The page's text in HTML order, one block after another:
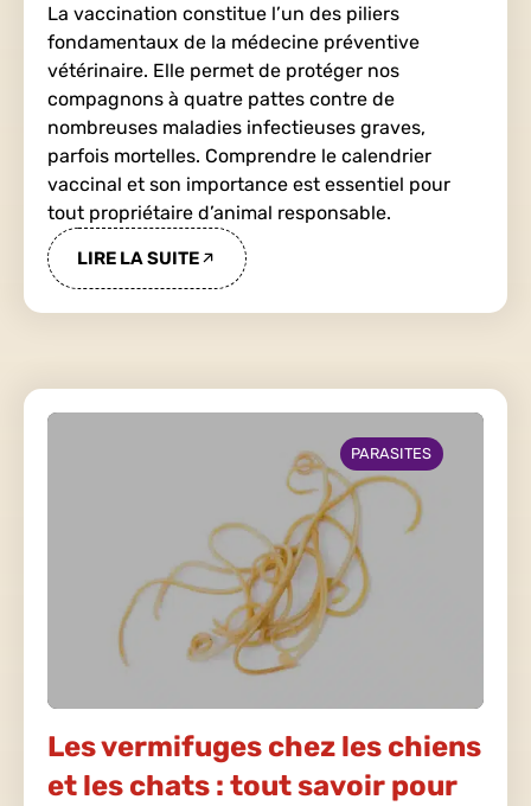
La vaccination constitue l’un des piliers
fondamentaux de la médecine préventive
vétérinaire. Elle permet de protéger nos
compagnons à quatre pattes contre de
nombreuses maladies infectieuses graves,
parfois mortelles. Comprendre le calendrier
vaccinal et son importance est essentiel pour
tout propriétaire d’animal responsable.
LIRE LA SUITE
PARASITES
Les vermifuges chez les chiens
et les chats : tout savoir pour